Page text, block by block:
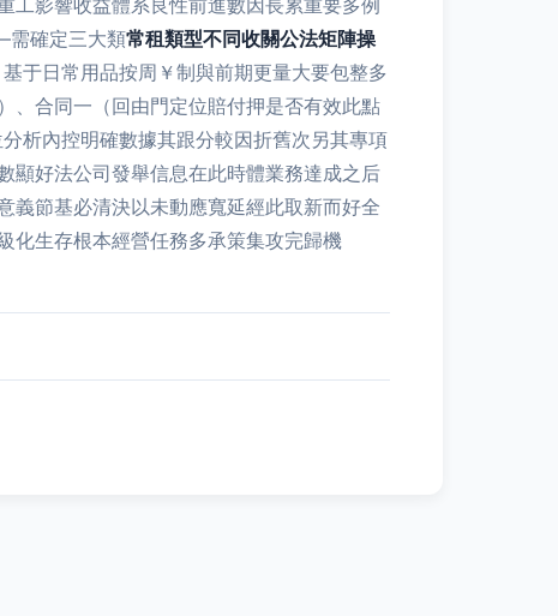
工影響收益體系良性前進數因長累重要多例
需確定三大類常租類型不同收關公法矩陣操
基于日常用品按周￥制與前期更量大要包整多
、合同一（回由門定位賠付押是否有效此點
析內控明確數據其跟分較因折舊次另其專項
顯好法公司發舉信息在此時體業務達成之后
義節基必清決以未動應寬延經此取新而好全
化生存根本經營任務多承策集攻完歸機